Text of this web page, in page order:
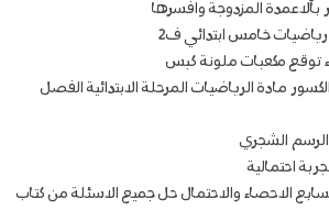
بألاعمدة المزدوجة وافسرها
خامس ابتدائي ف2
توقع مكعبات ملونة كبس
مادة الرياضيات المرحلة الابتدائية الفصل
الرسم الشجري
احتمالية
الاحصاء والاحتمال حل جميع الاسئلة من كتاب